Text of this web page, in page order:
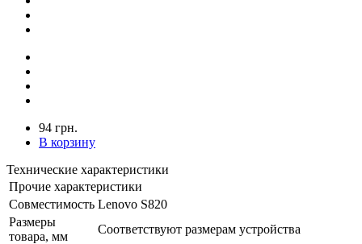
94 грн.
В корзину
Технические характеристики
Прочие характеристики
Совместимость Lenovo S820
Размеры
товара, мм
Соответствуют размерам устройства